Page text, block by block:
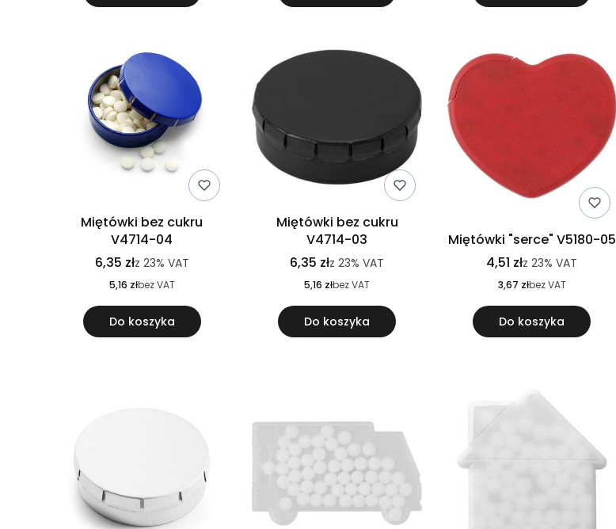
Miętówki bez cukru
V4714-04
6,35 złz 23% VAT
5,16 złbez VAT
Do koszyka
Miętówki bez cukru
V4714-03
6,35 złz23% VAT
5,16 złbez VAT
Do koszyka
Miętówki "serce" V5180-05
4,51 złz23% VAT
3,67 złbez VAT
Do koszyka